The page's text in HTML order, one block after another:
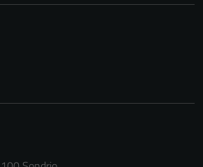
funzionamento